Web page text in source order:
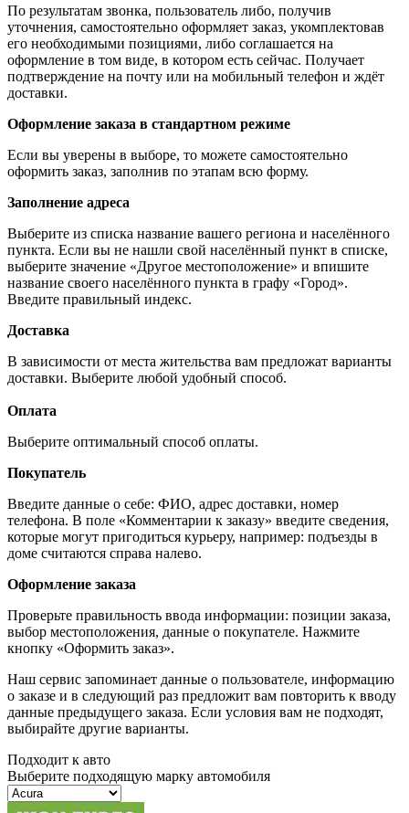
По результатам звонка, пользователь либо, получив
уточнения, самостоятельно оформляет заказ, укомплектовав
его необходимыми позициями, либо соглашается на
оформление в том виде, в котором есть сейчас. Получает
подтверждение на почту или на мобильный телефон и ждёт
доставки.
Оформление заказа в стандартном режиме
Если вы уверены в выборе, то можете самостоятельно
оформить заказ, заполнив по этапам всю форму.
Заполнение адреса
Выберите из списка название вашего региона и населённого
пункта. Если вы не нашли свой населённый пункт в списке,
выберите значение «Другое местоположение» и впишите
название своего населённого пункта в графу «Город».
Введите правильный индекс.
Доставка
В зависимости от места жительства вам предложат варианты
доставки. Выберите любой удобный способ.
Оплата
Выберите оптимальный способ оплаты.
Покупатель
Введите данные о себе: ФИО, адрес доставки, номер
телефона. В поле «Комментарии к заказу» введите сведения,
которые могут пригодиться курьеру, например: подъезды в
доме считаются справа налево.
Оформление заказа
Проверьте правильность ввода информации: позиции заказа,
выбор местоположения, данные о покупателе. Нажмите
кнопку «Оформить заказ».
Наш сервис запоминает данные о пользователе, информацию
о заказе и в следующий раз предложит вам повторить к вводу
данные предыдущего заказа. Если условия вам не подходят,
выбирайте другие варианты.
Подходит к авто
Выберите подходящую марку автомобиля